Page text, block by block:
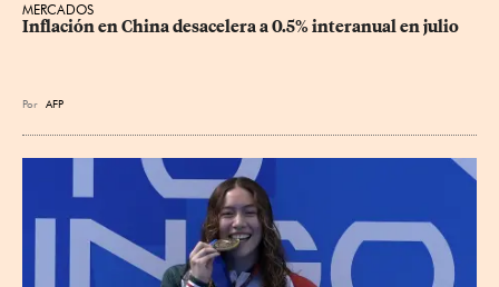
MERCADOS
Inflación en China desacelera a 0.5% interanual en julio
Por AFP